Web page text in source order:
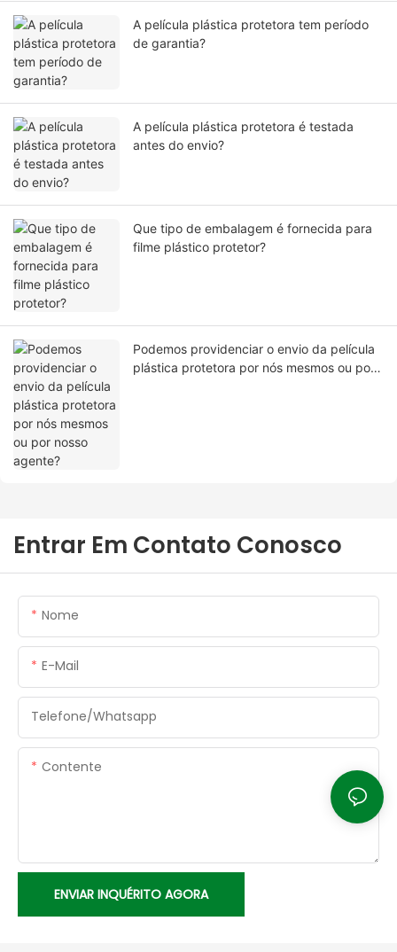
A película plástica protetora tem período
de garantia?
A película plástica protetora é testada
antes do envio?
Que tipo de embalagem é fornecida para
filme plástico protetor?
Podemos providenciar o envio da película
plástica protetora por nós mesmos ou por
Entrar Em Contato Conosco
Nome
E-Mail
Telefone/whatsapp
Contente
ENVIAR INQUÉRITO AGORA